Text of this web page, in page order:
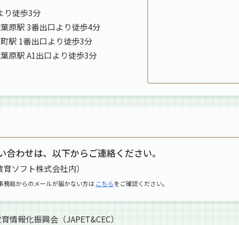
り徒歩3分
原駅 3番出口より徒歩4分
駅 1番出口より徒歩3分
原駅 A1出口より徒歩3分
わせは、以下からご連絡ください。
ソフト株式会社内）
局からのメールが届かない方は こちらをご確認ください。
情報化振興会（JAPET&CEC）